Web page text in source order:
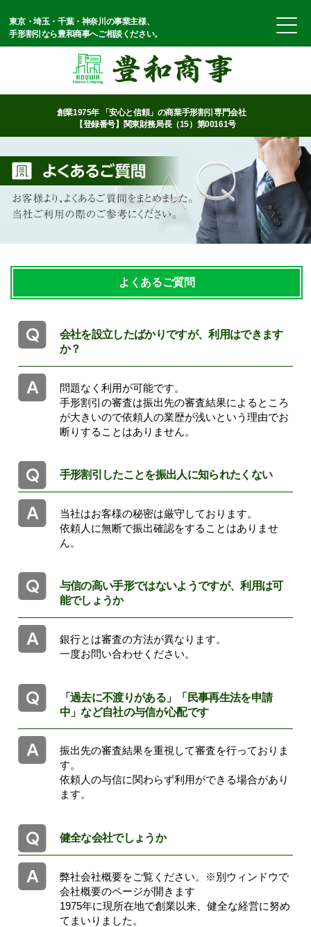
東京・埼玉・千葉・神奈川の事業主様、
手形割引なら豊和商事へご相談ください。
創業1975年 「安心と信頼」の商業手形割引専門会社
【登録番号】関東財務局長（15）第00161号
よくあるご質問
会社を設立したばかりですが、利用はできます
か？
問題なく利用が可能です。
手形割引の審査は振出先の審査結果によるところ
が大きいので依頼人の業歴が浅いという理由でお
断りすることはありません。
手形割引したことを振出人に知られたくない
当社はお客様の秘密は厳守しております。
依頼人に無断で振出確認をすることはありませ
ん。
与信の高い手形ではないようですが、利用は可
能でしょうか
銀行とは審査の方法が異なります。
一度お問い合わせください。
「過去に不渡りがある」「民事再生法を申請
中」など自社の与信が心配です
振出先の審査結果を重視して審査を行っておりま
す。
依頼人の与信に関わらず利用ができる場合があり
ます。
健全な会社でしょうか
弊社会社概要をご覧ください。
※別ウィンドウで
会社概要のページが開きます
1975年に現所在地で創業以来、健全な経営に努め
てまいりました。